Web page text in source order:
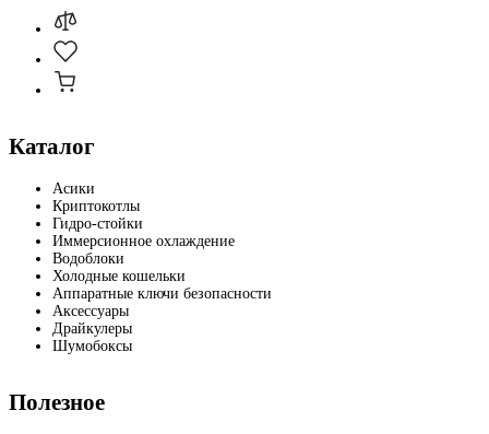
Каталог
Асики
Криптокотлы
Гидро-стойки
Иммерсионное охлаждение
Водоблоки
Холодные кошельки
Аппаратные ключи безопасности
Аксессуары
Драйкулеры
Шумобоксы
Полезное